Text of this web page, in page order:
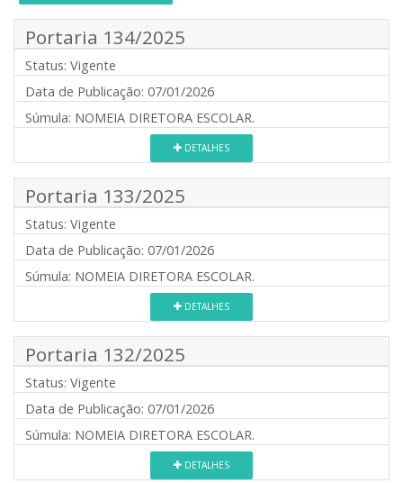
Portaria 134/2025
Status: Vigente
Data de Publicação: 07/01/2026
Súmula: NOMEIA DIRETORA ESCOLAR.
DETALHES
Portaria 133/2025
Status: Vigente
Data de Publicação: 07/01/2026
Súmula: NOMEIA DIRETORA ESCOLAR.
DETALHES
Portaria 132/2025
Status: Vigente
Data de Publicação: 07/01/2026
Súmula: NOMEIA DIRETORA ESCOLAR.
DETALHES